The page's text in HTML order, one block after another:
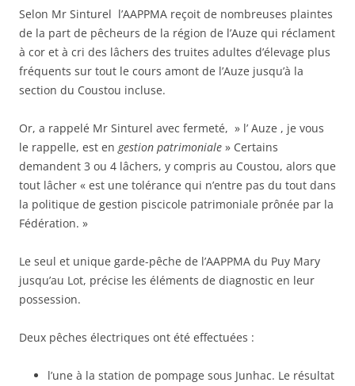
Selon Mr Sinturel l’AAPPMA reçoit de nombreuses plaintes
de la part de pêcheurs de la région de l’Auze qui réclament
à cor et à cri des lâchers des truites adultes d’élevage plus
fréquents sur tout le cours amont de l’Auze jusqu’à la
section du Coustou incluse.
Or, a rappelé Mr Sinturel avec fermeté, » l’ Auze , je vous
le rappelle, est en gestion patrimoniale » Certains
demandent 3 ou 4 lâchers, y compris au Coustou, alors que
tout lâcher « est une tolérance qui n’entre pas du tout dans
la politique de gestion piscicole patrimoniale prônée par la
Fédération. »
Le seul et unique garde-pêche de l’AAPPMA du Puy Mary
jusqu’au Lot, précise les éléments de diagnostic en leur
possession.
Deux pêches électriques ont été effectuées :
l’une à la station de pompage sous Junhac. Le résultat